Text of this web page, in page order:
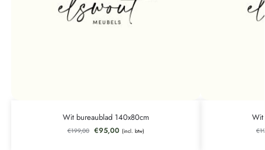
Wit bureaublad 140x80cm
€199,00 €95,00 (incl. btw)
Wit
€